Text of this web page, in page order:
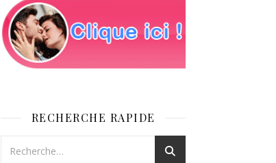
RECHERCHE RAPIDE